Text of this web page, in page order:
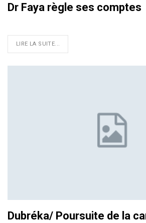
Dr Faya règle ses comptes
LIRE LA SUITE...
Dubréka/ Poursuite de la